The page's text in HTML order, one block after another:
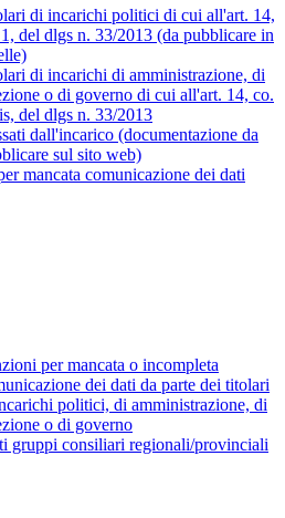
di incarichi politici di cui all'art. 14,
del dlgs n. 33/2013 (da pubblicare in
di incarichi di amministrazione, di
o di governo di cui all'art. 14, co.
del dlgs n. 33/2013
dall'incarico (documentazione da
sul sito web)
mancata comunicazione dei dati
per mancata o incompleta
dei dati da parte dei titolari
politici, di amministrazione, di
o di governo
gruppi consiliari regionali/provinciali